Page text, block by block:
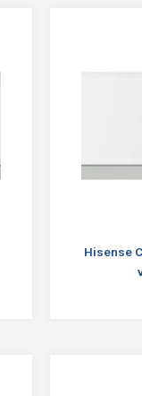
Hisense